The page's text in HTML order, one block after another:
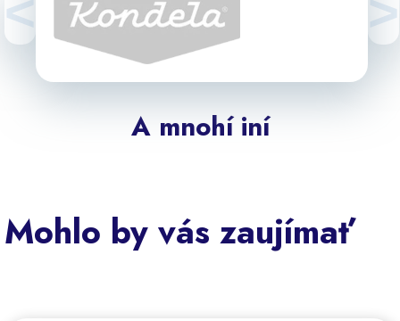
< >
A mnohí iní
Mohlo by vás zaujímať